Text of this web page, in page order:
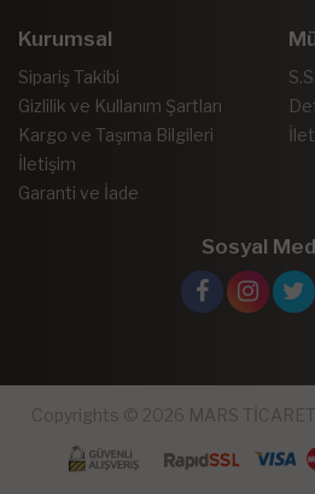
Kurumsal
Sipariş Takibi
Gizlilik ve Kullanım Şartları
Kargo ve Taşıma Bilgileri
İletişim
Garanti ve İade
Sosyal
Copyrights © 2026 MARS